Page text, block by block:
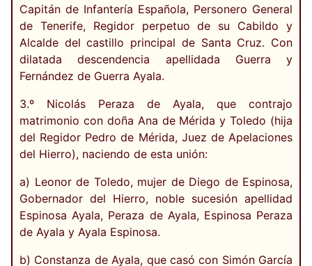
Capitán de Infantería Española, Personero General
de Tenerife, Regidor perpetuo de su Cabildo y
Alcalde del castillo principal de Santa Cruz. Con
dilatada descendencia apellidada Guerra y
Fernández de Guerra Ayala.
3.º Nicolás Peraza de Ayala, que contrajo
matrimonio con doña Ana de Mérida y Toledo (hija
del Regidor Pedro de Mérida, Juez de Apelaciones
del Hierro), naciendo de esta unión:
a) Leonor de Toledo, mujer de Diego de Espinosa,
Gobernador del Hierro, noble sucesión apellidad
Espinosa Ayala, Peraza de Ayala, Espinosa Peraza
de Ayala y Ayala Espinosa.
b) Constanza de Ayala, que casó con Simón García